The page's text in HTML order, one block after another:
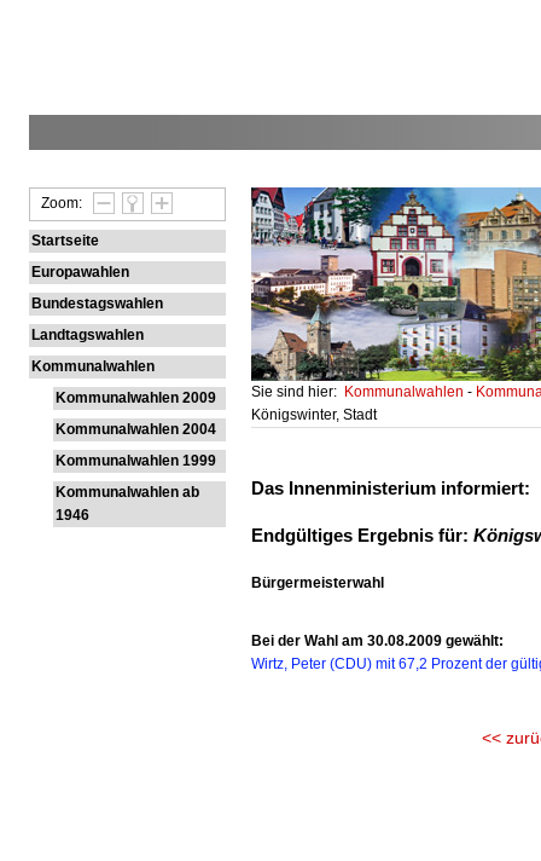
Zoom:
Startseite
Europawahlen
Bundestagswahlen
Landtagswahlen
Kommunalwahlen
Kommunalwahlen 2009
Kommunalwahlen 2004
Kommunalwahlen 1999
Kommunalwahlen ab
1946
Sie sind hier: Kommunalwahlen-
Königswinter, Stadt
Das Innenministerium informiert:
Endgültiges Ergebnis für:
Bürgermeisterwahl
Bei der Wahl am 30.08.2009 gewählt:
Wirtz, Peter (CDU) mit 67,2 Prozent der
<<